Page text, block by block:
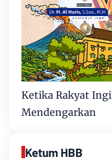
Ketika Rakyat
Mendengarkan
Ketum HBB